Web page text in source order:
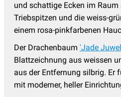
und schattige Ecken im Raum
Triebspitzen und die weiss-
einem rosa-pinkfarbenen
Der Drachenbaum 'Jade
Blattzeichnung aus weissen
aus der Entfernung silbrig. Er
mit moderner, heller